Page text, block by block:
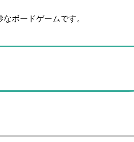
ボードゲームです。